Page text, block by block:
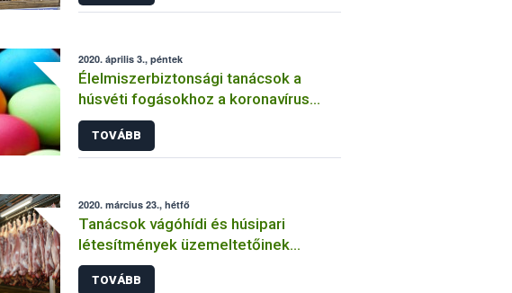
2020. április 3., péntek
Élelmiszerbiztonsági tanácsok a
húsvéti fogásokhoz a koronavírus
járvány idején
TOVÁBB
2020. március 23., hétfő
Tanácsok vágóhídi és húsipari
létesítmények üzemeltetőinek
koronavírus járvány idején
TOVÁBB